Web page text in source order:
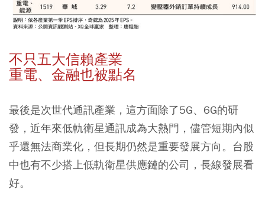
不只五大信賴產業
重電、金融也被點名
最後是次世代通訊產業，這方面除了5G、6G的研
發，近年來低軌衛星通訊成為大熱門，儘管短期內似
乎還無法商業化，但長期仍然是重要發展方向。台股
中也有不少搭上低軌衛星供應鏈的公司，長線發展看
好。